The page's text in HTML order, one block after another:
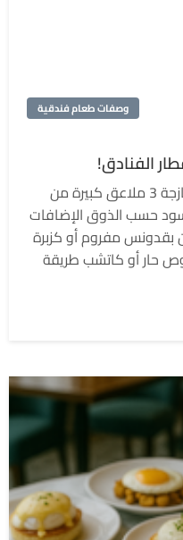
وصفات طعام فندقية
الفنادق!
المكونات: الأساسيات: 12 بيضة طازجة 3 ملاعق كبيرة من
حسب الذوق الإضافات
بقدونس مفروم أو كزبرة
حار أو كاتشب طريقة